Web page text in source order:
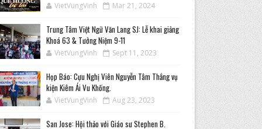
VietVungVinh Mar 21, 2024
Trung Tâm Việt Ngữ Văn Lang SJ: Lễ khai giảng
Khoá 63 & Tưởng Niệm 9-11
VietVungVinh Sept 11, 2023
Họp Báo: Cựu Nghị Viên Nguyễn Tâm Thắng vụ
kiện Kiêm Ái Vu Khống.
VietVungVinh Aug 23, 2023
San Jose: Hội thảo với Giáo sư Stephen B.